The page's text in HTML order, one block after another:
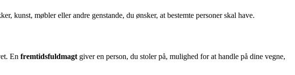
kunst, møbler eller andre genstande, du ønsker, at bestemte personer skal have.
En fremtidsfuldmagt giver en person, du stoler på, mulighed for at handle på dine vegne,